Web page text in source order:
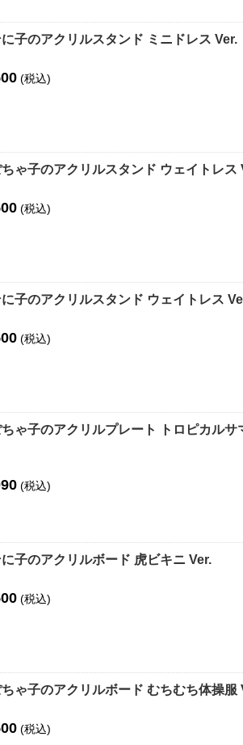
子のアクリルスタンド ミニドレス Ver.
(税込)
ゃ子のアクリルスタンド ウェイトレス
(税込)
子のアクリルスタンド ウェイトレス
(税込)
ゃ子のアクリルプレート トロピカルサ
(税込)
子のアクリルボード 虎ビキニ Ver.
(税込)
ゃ子のアクリルボード むちむち体操服
(税込)